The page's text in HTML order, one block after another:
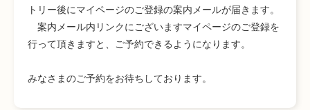
トリー後にマイページのご登録の案内メールが届きます。
案内メール内リンクにございますマイページのご登録を
行って頂きますと、ご予約できるようになります。
みなさまのご予約をお待ちしております。